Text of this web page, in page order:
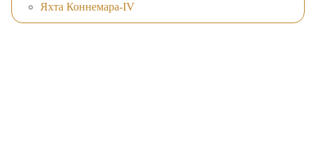
Яхта Коннемара-IV